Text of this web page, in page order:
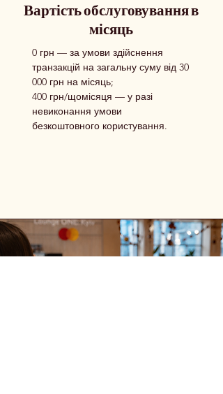
Вартість обслуговування в
місяць
0 грн — за умови здійснення
транзакцій на загальну суму від 30
000 грн на місяць;
400 грн/щомісяця — у разі
невиконання умови
безкоштовного користування.